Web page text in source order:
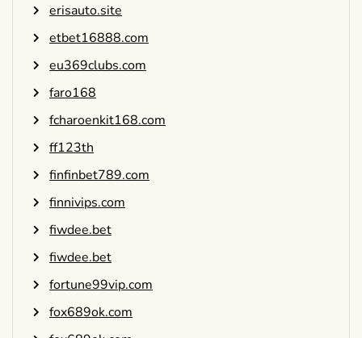
erisauto.site
etbet16888.com
eu369clubs.com
faro168
fcharoenkit168.com
ff123th
finfinbet789.com
finnivips.com
fiwdee.bet
fiwdee.bet
fortune99vip.com
fox689ok.com